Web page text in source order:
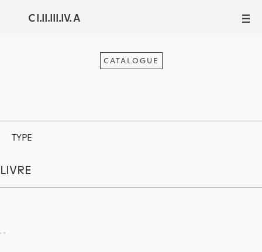
C I.II.III.IV. A III
CATALOGUE
TYPE
LIVRE